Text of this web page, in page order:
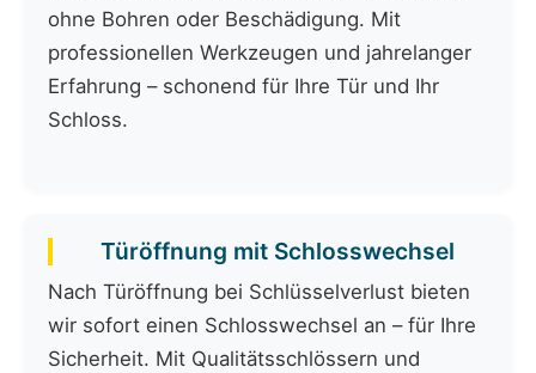
ohne Bohren oder Beschädigung. Mit
professionellen Werkzeugen und jahrelanger
Erfahrung – schonend für Ihre Tür und Ihr
Schloss.
Türöffnung mit Schlosswechsel
Nach Türöffnung bei Schlüsselverlust bieten
wir sofort einen Schlosswechsel an – für Ihre
Sicherheit. Mit Qualitätsschlössern und